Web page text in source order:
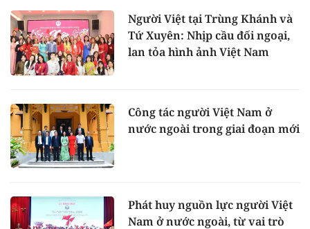
Người Việt tại Trùng Khánh và
Tứ Xuyên: Nhịp cầu đối ngoại,
lan tỏa hình ảnh Việt Nam
Công tác người Việt Nam ở
nước ngoài trong giai đoạn mới
Phát huy nguồn lực người Việt
Nam ở nước ngoài, từ vai trò